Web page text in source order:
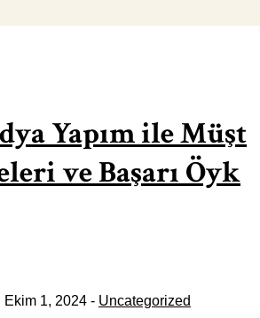
Yapım ile Müşt
ve Başarı Öyk
Ekim 1, 2024 - Uncategorized